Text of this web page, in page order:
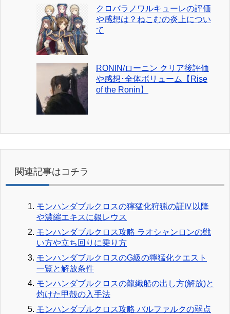
クロバラノワルキューレの評価
や感想は？ねこむの炎上につい
て
RONIN/ローニン クリア後評価
や感想･全体ボリューム【Rise
of the Ronin】
関連記事はコチラ
モンハンダブルクロスの獰猛化狩猟の証Ⅳ以降
や濃縮エキスに銀レウス
モンハンダブルクロス攻略 ラオシャンロンの戦
い方や立ち回りに乗り方
モンハンダブルクロスのG級の獰猛化クエスト
一覧と解放条件
モンハンダブルクロスの龍織船の出し方(解放)と
灼けた甲殻の入手法
モンハンダブルクロス攻略 バルファルクの弱点